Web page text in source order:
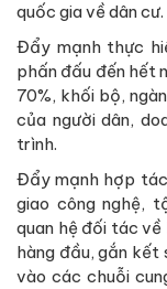
quốc gia về dân cư.
Đẩy mạnh thực
phấn đấu đến hết
70%, khối bộ,
của người dân,
trình.
Đẩy mạnh hợp
giao công nghệ,
quan hệ đối tác
hàng đầu, gắn kết
vào các chuỗi